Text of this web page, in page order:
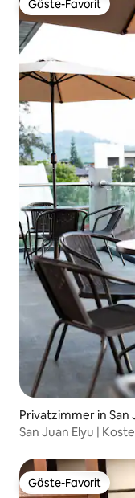
Gäste-Favorit
Gäste-Favorit
Privatzimmer in San
San Juan Elyu |
Gäste-Favorit
Gäste-Favorit